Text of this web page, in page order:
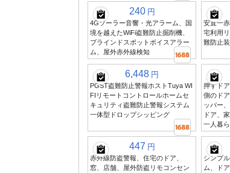
240 円
4Gソーラー音響・光アラーム、国
境を越えたWiFi盗難防止掘削機、
ブラインドスポットボイスアラー
ム、屋外赤外線検知
安直一
宅利用
難防止
6,448 円
PGST盗難防止警報ホストTuya WI
FIリモートコントロールホームセ
キュリティ盗難防止警報システム
一体型ドロップシッピング
押すド
側のド
ッパー
ドア、
一人暮
447 円
赤外線防盗警報、住宅のドア、
窓、店舗、屋外防盗リモコンセン
シンプ
ム、ド